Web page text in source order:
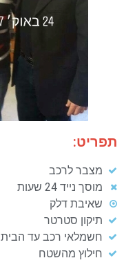
תפריט:
מצבר לרכב
מוסך נייד 24 שעות
שאיבת דלק
תיקון סטרטר
חשמלאי רכב עד הבית
חילוץ מהשטח